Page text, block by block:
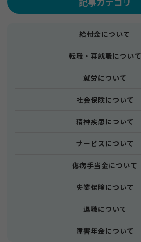
給付金について
転職・再就職について
就労について
社会保険について
精神疾患について
サービスについて
傷病手当金について
失業保険について
退職について
障害年金について